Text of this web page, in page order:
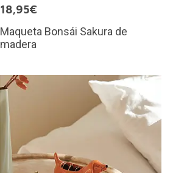
18,95€
Maqueta Bonsái Sakura de
madera